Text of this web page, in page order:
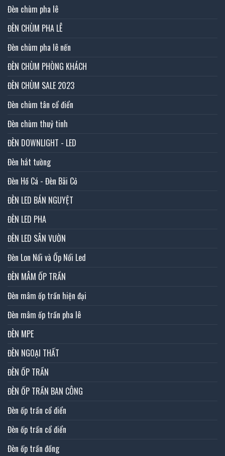
Đèn chùm pha lê
ĐÈN CHÙM PHA LÊ
Đèn chùm pha lê nến
ĐÈN CHÙM PHÒNG KHÁCH
ĐÈN CHÙM SALE 2023
Đèn chùm tân cổ điển
Đèn chùm thuỷ tinh
ĐÈN DOWNLIGHT - LED
Đèn hắt tường
Đèn Hồ Cá - Đèn Bãi Cỏ
ĐÈN LED BÁN NGUYỆT
ĐÈN LED PHA
ĐÈN LED SÂN VƯỜN
Đèn Lon Nổi và Ốp Nổi Led
ĐÈN MÂM ỐP TRẦN
Đèn mâm ốp trần hiện đại
Đèn mâm ốp trần pha lê
ĐÈN MPE
ĐÈN NGOẠI THẤT
ĐÈN ỐP TRẦN
ĐÈN ỐP TRẦN BAN CÔNG
Đèn ốp trần cổ điển
Đèn ốp trần cổ điển
Đèn ốp trần đồng